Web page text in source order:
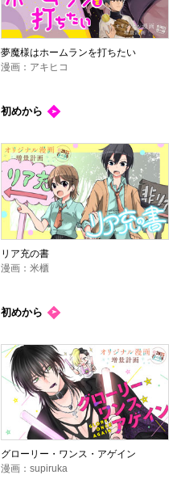
夢魔様はホームランを打ちたい
漫画：アキヒコ
初めから
リア充の書
漫画：米櫃
初めから
グローリー・ワンス・アゲイン
漫画：supiruka